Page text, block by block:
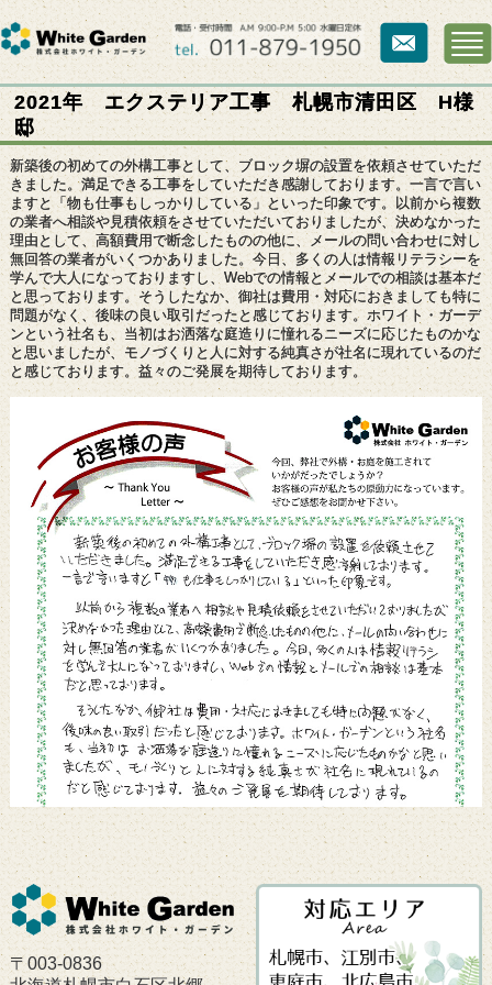
2021年 エクステリア工事 札幌市清田区 H様
邸
新築後の初めての外構工事として、ブロック塀の設置を依頼させていただ
きました。満足できる工事をしていただき感謝しております。一言で言い
ますと「物も仕事もしっかりしている」といった印象です。以前から複数
の業者へ相談や見積依頼をさせていただいておりましたが、決めなかった
理由として、高額費用で断念したものの他に、メールの問い合わせに対し
無回答の業者がいくつかありました。今日、多くの人は情報リテラシーを
学んで大人になっておりますし、Webでの情報とメールでの相談は基本だ
と思っております。そうしたなか、御社は費用・対応におきましても特に
問題がなく、後味の良い取引だったと感じております。ホワイト・ガーデ
ンという社名も、当初はお洒落な庭造りに憧れるニーズに応じたものかな
と思いましたが、モノづくりと人に対する純真さが社名に現れているのだ
と感じております。益々のご発展を期待しております。
〒003-0836